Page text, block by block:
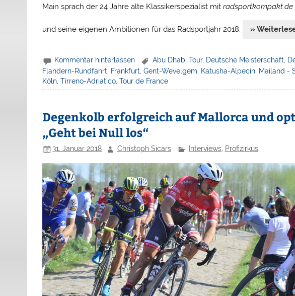
Main sprach der 24 Jahre alte Klassikerspezialist mitradsportkompakt.de
und seine eigenen Ambitionen für das Radsportjahr 2018. »
Kommentar hinterlassen Abu Dhabi Tour, Deutsche Meisterschaft,
Flandern-Rundfahrt
Frankfurt ,Gent-Wevelgem Katusha-Alpecin Mailand -
Köln ,Tirreno-Adriatico ,Tour de France
Degenkolb erfolgreich auf Mallorca und
„Geht bei Null los“
31. Januar 2018 Christoph Sicars Interviews, Profizirkus